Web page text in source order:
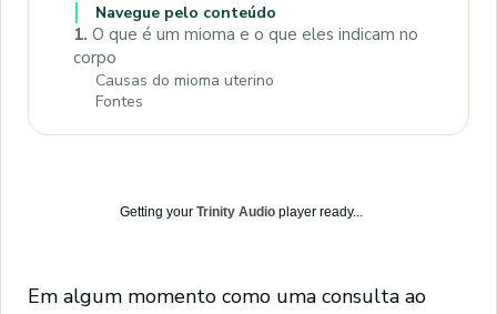
Navegue pelo conteúdo
1. O que é um mioma e o que eles indicam no
corpo
Causas do mioma uterino
Fontes
Getting your Trinity Audio player ready...
Em algum momento como uma consulta ao